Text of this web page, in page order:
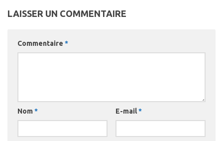
LAISSER UN COMMENTAIRE
Commentaire *
Nom * E-mail*